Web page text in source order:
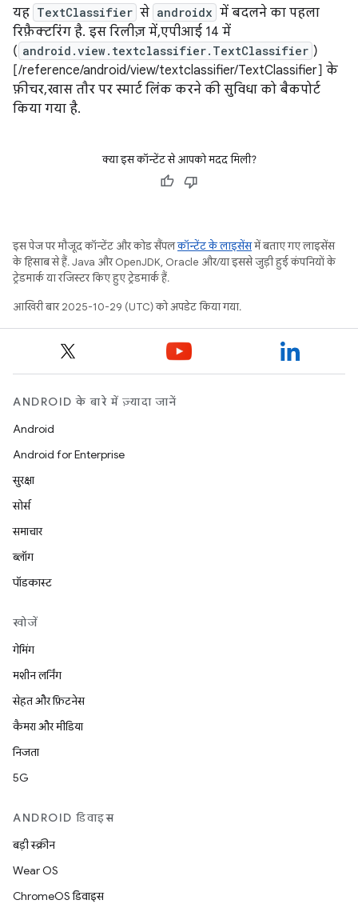
यह TextClassifier से androidx में बदलने का पहला
रिफ़ैक्टरिंग है. इस रिलीज़ में, एपीआई 14 में
( android.view.textclassifier.TextClassifier )
[/reference/android/view/textclassifier/TextClassifier] के
फ़ीचर, खास तौर पर स्मार्ट लिंक करने की सुविधा को बैकपोर्ट
किया गया है.
क्या इस कॉन्टेंट से आपको मदद मिली?
इस पेज पर मौजूद कॉन्टेंट और कोड सैंपलकॉन्टेंट के लाइसेंसमें बताए गए लाइसेंस
के हिसाब से हैं. Java और OpenJDK, Oracle और/या इससे जुड़ी हुई कंपनियों के
ट्रेडमार्क या रजिस्टर किए हुए ट्रेडमार्क हैं.
आखिरी बार 2025-10-29 (UTC) को अपडेट किया गया.
ANDROID के बारे में ज़्यादा जानें
Android
Android for Enterprise
सुरक्षा
सोर्स
समाचार
ब्लॉग
पॉडकास्ट
खोजें
गेमिंग
मशीन लर्निंग
सेहत और फ़िटनेस
कैमरा और मीडिया
निजता
5G
ANDROID डिवाइस
बड़ी स्क्रीन
Wear OS
ChromeOS डिवाइस